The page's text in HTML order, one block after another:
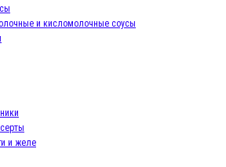
и кисломолочные соусы
и желе